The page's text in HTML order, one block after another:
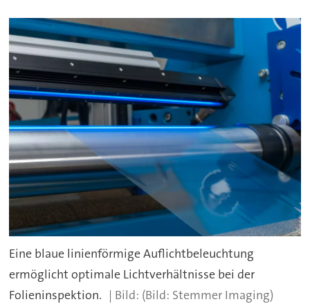
Eine blaue linienförmige Auflichtbeleuchtung
ermöglicht optimale Lichtverhältnisse bei der
Folieninspektion.
(Bild: Stemmer Imaging)